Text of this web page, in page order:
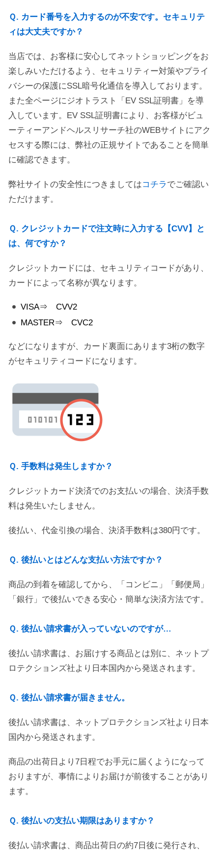
Ｑ. カード番号を入力するのが不安です。セキュリテ
ィは大丈夫ですか？
当店では、お客様に安心してネットショッピングをお
楽しみいただけるよう、セキュリティー対策やプライ
バシーの保護にSSL暗号化通信を導入しております。
また全ページにジオトラスト「EV SSL証明書」を導
入しています。EV SSL証明書により、お客様がビュ
ーティーアンドヘルスリサーチ社のWEBサイトにアク
セスする際には、弊社の正規サイトであることを簡単
に確認できます。
弊社サイトの安全性につきましてはコチラ でご確認い
ただけます。
Ｑ. クレジットカードで注文時に入力する【CVV】と
は、何ですか？
クレジットカードには、セキュリティコードがあり、
カードによって名称が異なります。
VISA⇒ CVV2
MASTER⇒ CVC2
などになりますが、カード裏面にあります3桁の数字
がセキュリティコードになります。
Ｑ. 手数料は発生しますか？
クレジットカード決済でのお支払いの場合、決済手数
料は発生いたしません。
後払い、代金引換の場合、決済手数料は380円です。
Ｑ. 後払いとはどんな支払い方法ですか？
商品の到着を確認してから、「コンビニ」「郵便局」
「銀行」で後払いできる安心・簡単な決済方法です。
Ｑ. 後払い請求書が入っていないのですが…
後払い請求書は、お届けする商品とは別に、ネットプ
ロテクションズ社より日本国内から発送されます。
Ｑ. 後払い請求書が届きません。
後払い請求書は、ネットプロテクションズ社より日本
国内から発送されます。
商品の出荷日より7日程でお手元に届くようになって
おりますが、事情によりお届けが前後することがあり
ます。
Ｑ. 後払いの支払い期限はありますか？
後払い請求書は、商品出荷日の約7日後に発行され、